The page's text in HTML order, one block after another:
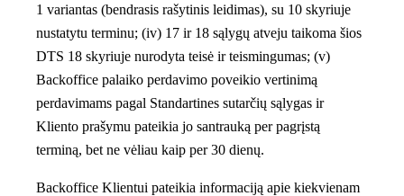
1 variantas (bendrasis rašytinis leidimas), su 10 skyriuje
nustatytu terminu; (iv) 17 ir 18 sąlygų atveju taikoma šios
DTS 18 skyriuje nurodyta teisė ir teismingumas; (v)
Backoffice palaiko perdavimo poveikio vertinimą
perdavimams pagal Standartines sutarčių sąlygas ir
Kliento prašymu pateikia jo santrauką per pagrįstą
terminą, bet ne vėliau kaip per 30 dienų.
Backoffice Klientui pateikia informaciją apie kiekvienam